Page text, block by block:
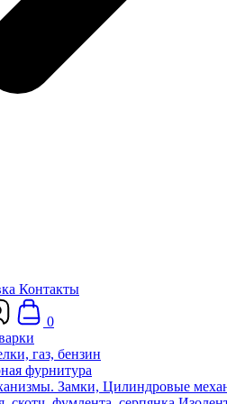
Контакты
0
газ, бензин
фурнитура
Замки, Цилиндровые